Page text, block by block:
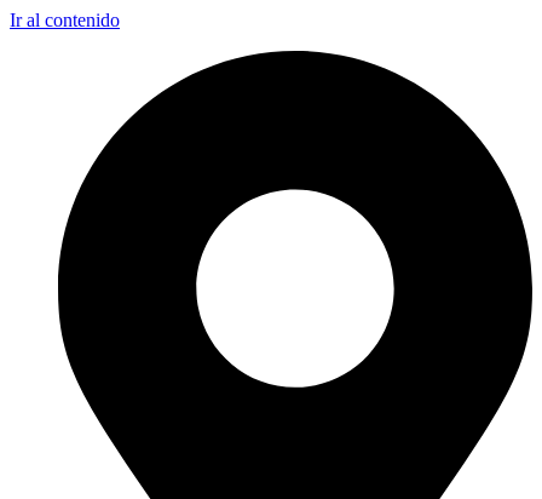
Ir al contenido